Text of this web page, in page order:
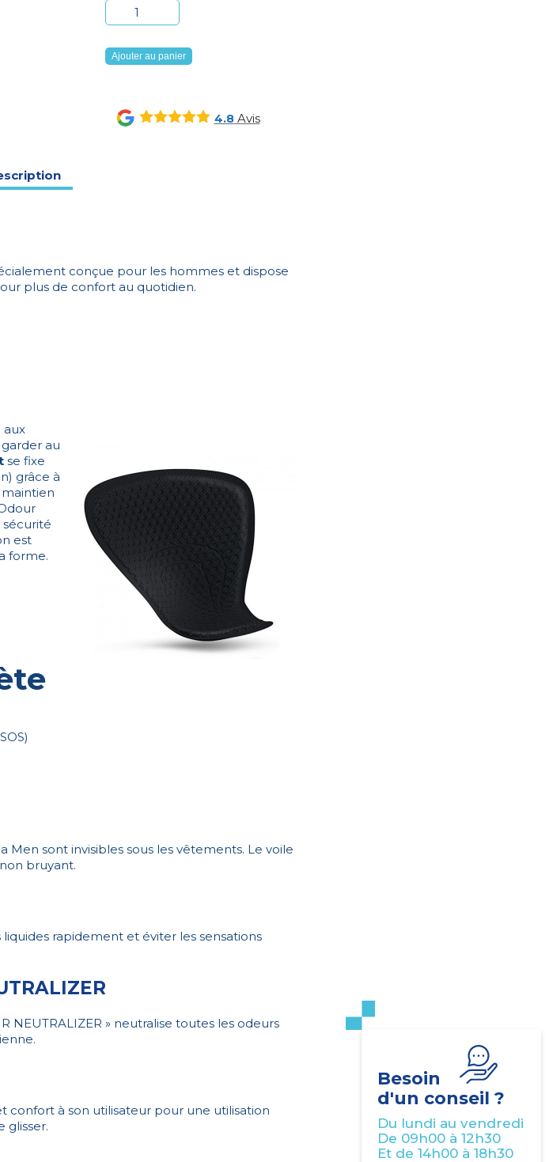
Besoin
d'un conseil ?
Du lundi au vendredi
De 09h00 à 12h30
Et de 14h00 à 18h30
quantité
de
Tena
Men
Light
Ajouter au panier
4.8Avis
conçue pour les hommes et dispose
plus de confort au quotidien.
aux
au
se fixe
grâce à
est
forme.
sont invisibles sous les vêtements. Le voile
bruyant.
rapidement et éviter les sensations
NEUTRALIZER » neutralise toutes les odeurs
confort à son utilisateur pour une utilisation
glisser.